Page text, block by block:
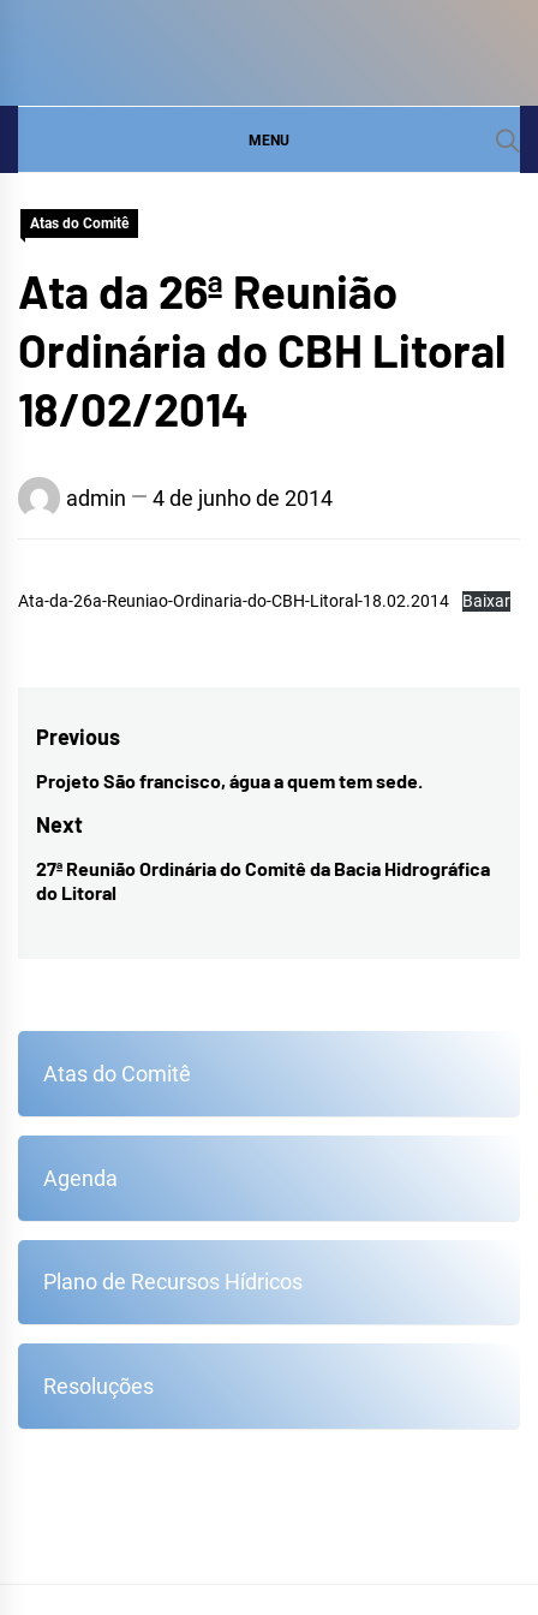
HIDROGRÁFICA DO
MENU
Atas do Comitê
Ata da 26ª Reunião
Ordinária do CBH Litoral
18/02/2014
admin 4 de junho de 2014
Ata-da-26a-Reuniao-Ordinaria-do-CBH-Litoral-18.02.2014 Baixar
Navegação
de
Post
Previous
Previous
post:
Projeto São francisco, água a quem tem sede.
Next
Next
post:
27ª Reunião Ordinária do Comitê da Bacia Hidrográfica
do Litoral
Atas do Comitê
Agenda
Plano de Recursos Hídricos
Resoluções